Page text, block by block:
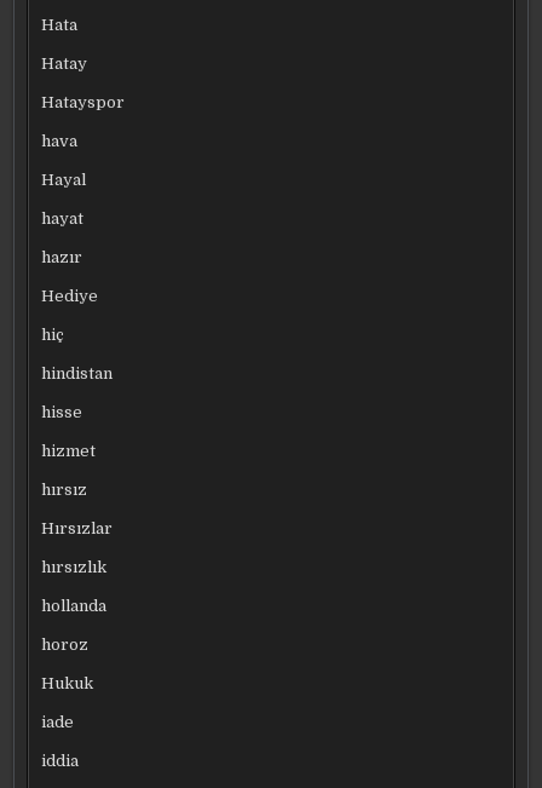
Hata
Hatay
Hatayspor
hava
Hayal
hayat
hazır
Hediye
hiç
hindistan
hisse
hizmet
hırsız
Hırsızlar
hırsızlık
hollanda
horoz
Hukuk
iade
iddia